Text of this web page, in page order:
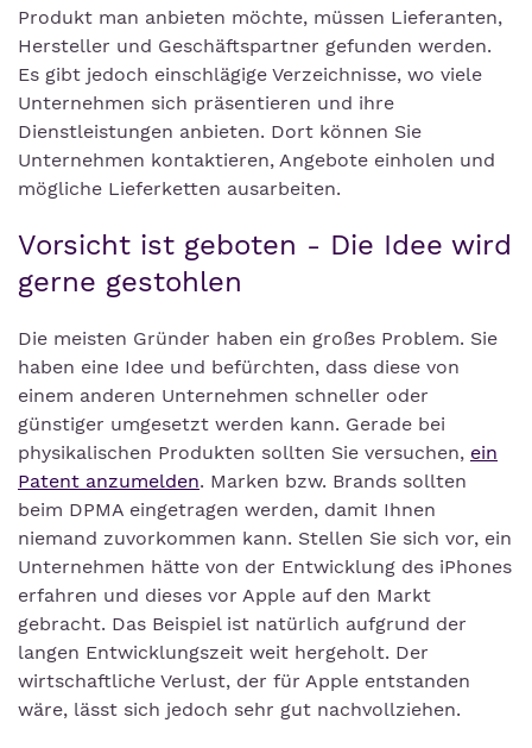
Produkt man anbieten möchte, müssen Lieferanten,
Hersteller und Geschäftspartner gefunden werden.
Es gibt jedoch einschlägige Verzeichnisse, wo viele
Unternehmen sich präsentieren und ihre
Dienstleistungen anbieten. Dort können Sie
Unternehmen kontaktieren, Angebote einholen und
mögliche Lieferketten ausarbeiten.
Vorsicht ist geboten - Die Idee wird
gerne gestohlen
Die meisten Gründer haben ein großes Problem. Sie
haben eine Idee und befürchten, dass diese von
einem anderen Unternehmen schneller oder
günstiger umgesetzt werden kann. Gerade bei
physikalischen Produkten sollten Sie versuchen, ein
Patent anzumelden. Marken bzw. Brands sollten
beim DPMA eingetragen werden, damit Ihnen
niemand zuvorkommen kann. Stellen Sie sich vor, ein
Unternehmen hätte von der Entwicklung des iPhones
erfahren und dieses vor Apple auf den Markt
gebracht. Das Beispiel ist natürlich aufgrund der
langen Entwicklungszeit weit hergeholt. Der
wirtschaftliche Verlust, der für Apple entstanden
wäre, lässt sich jedoch sehr gut nachvollziehen.